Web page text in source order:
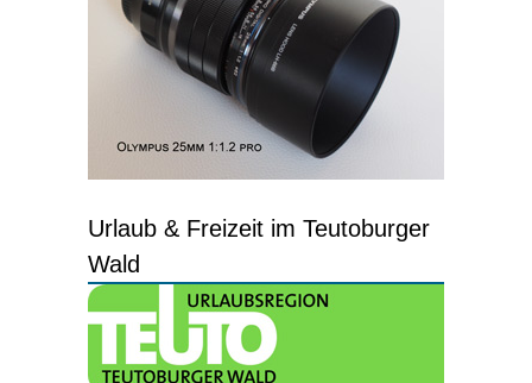
Urlaub & Freizeit im Teutoburger
Wald